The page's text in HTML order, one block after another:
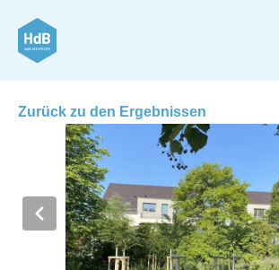
Zurück zu den Ergebnissen